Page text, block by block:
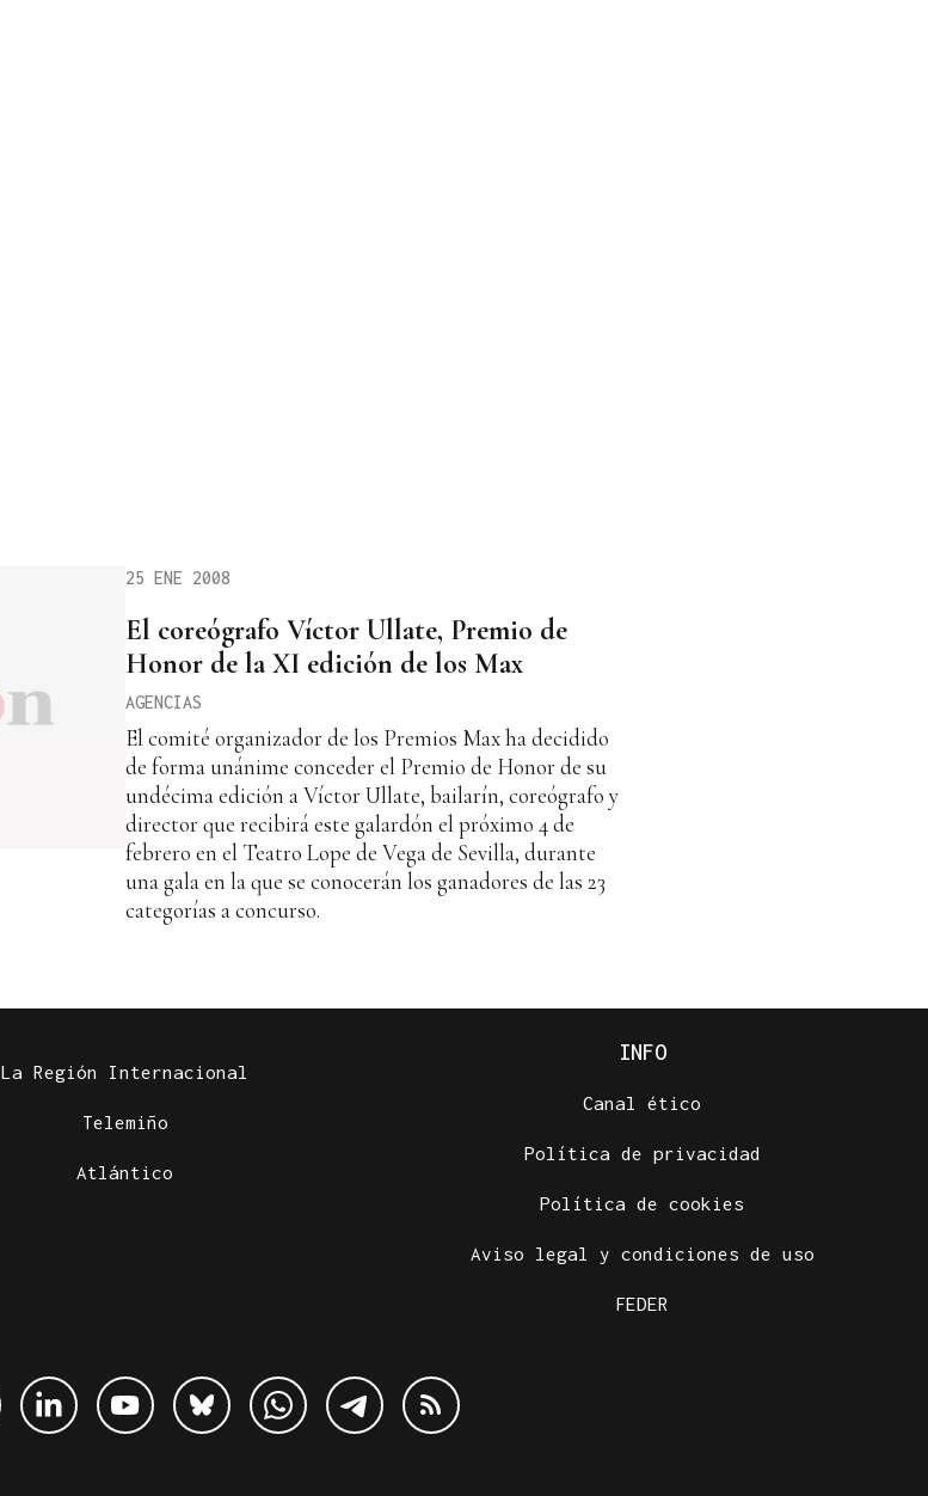
25 ENE 2008
El coreógrafo Víctor Ullate, Premio de
Honor de la XI edición de los Max
AGENCIAS
El comité organizador de los Premios Max ha decidido
de forma unánime conceder el Premio de Honor de su
undécima edición a Víctor Ullate, bailarín, coreógrafo y
director que recibirá este galardón el próximo 4 de
febrero en el Teatro Lope de Vega de Sevilla, durante
una gala en la que se conocerán los ganadores de las 23
categorías a concurso.
La Región Internacional
Telemiño
Atlántico
INFO
Canal ético
Política de privacidad
Política de cookies
Aviso legal y condiciones de uso
FEDER